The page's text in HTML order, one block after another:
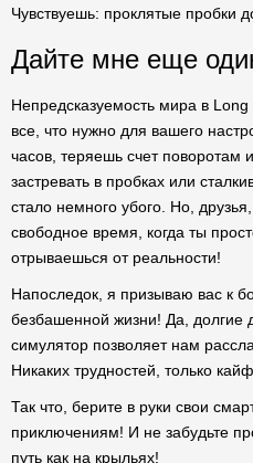
Чувствуешь: проклятые пробки
Дайте мне еще
Непредсказуемость мира в
все, что нужно для вашего
часов, теряешь счет поворотам
застревать в пробках или
стало немного убого. Но,
свободное время, когда ты
отрываешься от реальности!
Напоследок, я призываю вас к
безбашенной жизни! Да, долгие
симулятор позволяет нам
Никаких трудностей, только
Так что, берите в руки свои
приключениям! И не забудьте
путь как на крыльях!